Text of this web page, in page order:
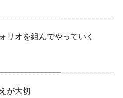
リオを組んでやっていく
が大切